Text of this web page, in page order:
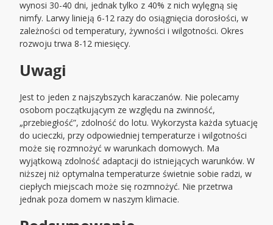
wynosi 30-40 dni, jednak tylko z 40% z nich wylęgną się
nimfy. Larwy linieją 6-12 razy do osiągnięcia dorosłości, w
zależności od temperatury, żywności i wilgotności. Okres
rozwoju trwa 8-12 miesięcy.
Uwagi
Jest to jeden z najszybszych karaczanów. Nie polecamy
osobom początkującym ze względu na zwinność,
„przebiegłość”, zdolność do lotu. Wykorzysta każda sytuację
do ucieczki, przy odpowiedniej temperaturze i wilgotności
może się rozmnożyć w warunkach domowych. Ma
wyjątkową zdolność adaptacji do istniejących warunków. W
niższej niż optymalna temperaturze świetnie sobie radzi, w
ciepłych miejscach może się rozmnożyć. Nie przetrwa
jednak poza domem w naszym klimacie.